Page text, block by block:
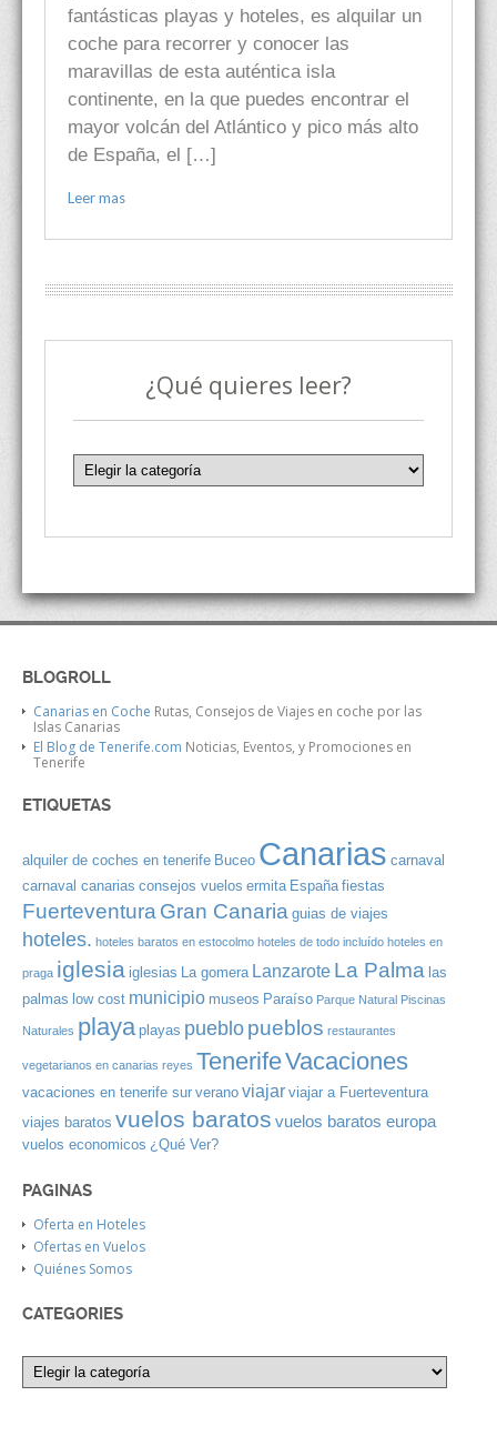
fantásticas playas y hoteles, es alquilar un
coche para recorrer y conocer las
maravillas de esta auténtica isla
continente, en la que puedes encontrar el
mayor volcán del Atlántico y pico más alto
de España, el […]
Leer mas
¿Qué quieres leer?
BLOGROLL
Canarias en Coche Rutas, Consejos de Viajes en coche por las
Islas Canarias
El Blog de Tenerife.com Noticias, Eventos, y Promociones en
Tenerife
ETIQUETAS
alquiler de coches en tenerife Buceo Canarias carnaval
carnaval canarias consejos vuelos ermita España fiestas
Fuerteventura Gran Canaria guias de viajes
hoteles. hoteles baratos en estocolmo hoteles de todo incluído hoteles en
praga iglesia iglesias La gomera Lanzarote La Palma las
palmas low cost municipio museos Paraíso Parque Natural Piscinas
Naturales playa playas pueblo pueblos restaurantes
vegetarianos en canarias reyes TenerifeVacaciones
vacaciones en tenerife sur verano viajar viajar a Fuerteventura
viajes baratos vuelos baratos vuelos baratos europa
vuelos economicos ¿Qué Ver?
PAGINAS
Oferta en Hoteles
Ofertas en Vuelos
Quiénes Somos
CATEGORIES